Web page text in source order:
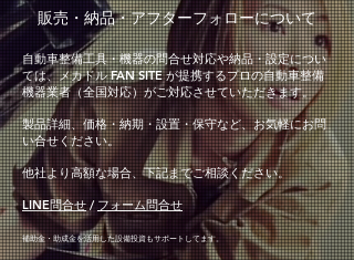
​販売・納品・アフターフォローについて
自動車整備工具・機器の問合せ対応や納品・設定につい
ては、メカドル FAN SITE が提携するプロの自動車整備
機器業者（全国対応）がご対応させていただきます。
製品詳細、価格・納期・設置・保守など、お気軽にお問
い合せください。
他社より高額な場合、下記までご相談ください。
LINE問合せ/ フォーム問合せ
補助金・助成金を活用した設備投資もサポートしてます。